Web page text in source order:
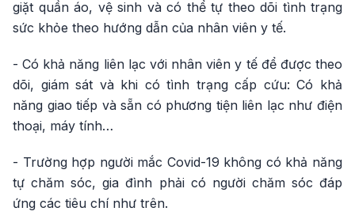
giặt quần áo, vệ sinh và có thể tự theo dõi tình trạng
sức khỏe theo hướng dẫn của nhân viên y tế.
- Có khả năng liên lạc với nhân viên y tế để được theo
dõi, giám sát và khi có tình trạng cấp cứu: Có khả
năng giao tiếp và sẵn có phương tiện liên lạc như điện
thoại, máy tính…
- Trường hợp người mắc Covid-19 không có khả năng
tự chăm sóc, gia đình phải có người chăm sóc đáp
ứng các tiêu chí như trên.